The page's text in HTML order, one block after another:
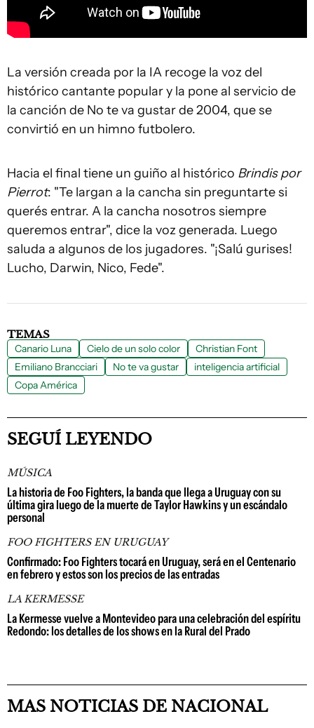
La versión creada por la IA recoge la voz del
histórico cantante popular y la pone al servicio de
la canción de No te va gustar de 2004, que se
convirtió en un himno futbolero.
Hacia el final tiene un guiño al histórico Brindis por
Pierrot: "Te largan a la cancha sin preguntarte si
querés entrar. A la cancha nosotros siempre
queremos entrar", dice la voz generada. Luego
saluda a algunos de los jugadores. "¡Salú gurises!
Lucho, Darwin, Nico, Fede".
TEMAS
Canario Luna Cielo de un solo color
Christian Font
Emiliano Brancciari
No te va gustar
inteligencia artificial
Copa América
SEGUÍ LEYENDO
MÚSICA
La historia de Foo Fighters, la banda que llega a Uruguay con su
última gira luego de la muerte de Taylor Hawkins y un escándalo
personal
FOO FIGHTERS EN URUGUAY
Confirmado: Foo Fighters tocará en Uruguay, será en el Centenario
en febrero y estos son los precios de las entradas
LA KERMESSE
La Kermesse vuelve a Montevideo para una celebración del espíritu
Redondo: los detalles de los shows en la Rural del Prado
MAS NOTICIAS DE NACIONAL